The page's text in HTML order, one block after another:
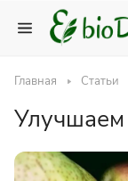
Главная Статьи